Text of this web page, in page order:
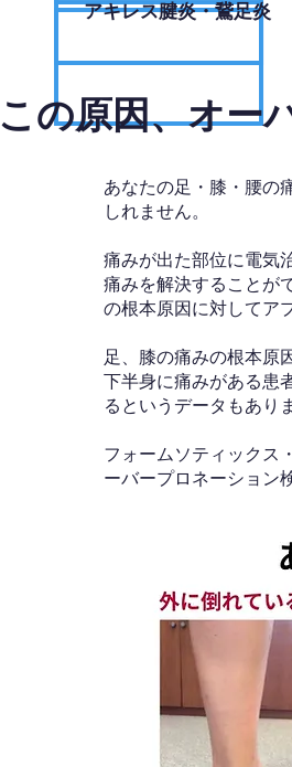
アキレス腱炎・鵞足炎
この原因、オー
あなたの足・膝・腰の
しれません。
痛みが出た部位に電気
痛みを解決することが
の根本原因に対してア
足、膝の痛みの根本原
下半身に痛みがある患
るというデータもあり
フォームソティックス
ーバープロネーション